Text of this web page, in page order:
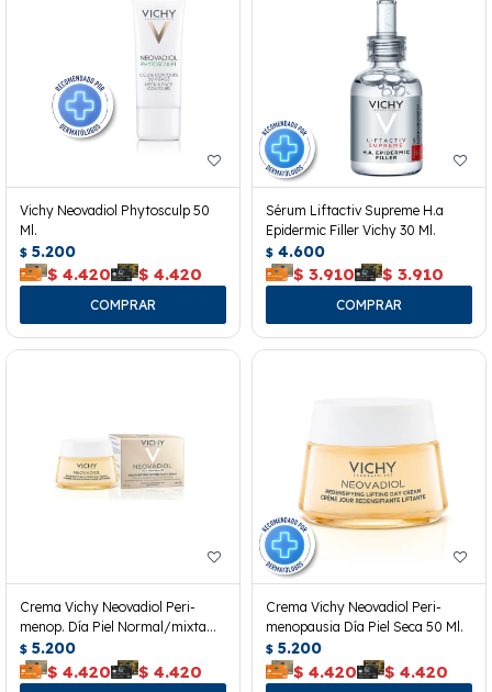
Vichy Neovadiol Phytosculp 50
Ml.
$ 5.200
$ 4.420 $ 4.420
Sérum Liftactiv Supreme H.a
Epidermic Filler Vichy 30 Ml.
$ 4.600
$ 3.910 $ 3.910
Crema Vichy Neovadiol Peri-
menop. Día Piel Normal/mixta
50ml
$ 5.200
$ 4.420 $ 4.420
Crema Vichy Neovadiol Peri-
menopausia Día Piel Seca 50 Ml.
$ 5.200
$ 4.420 $ 4.420